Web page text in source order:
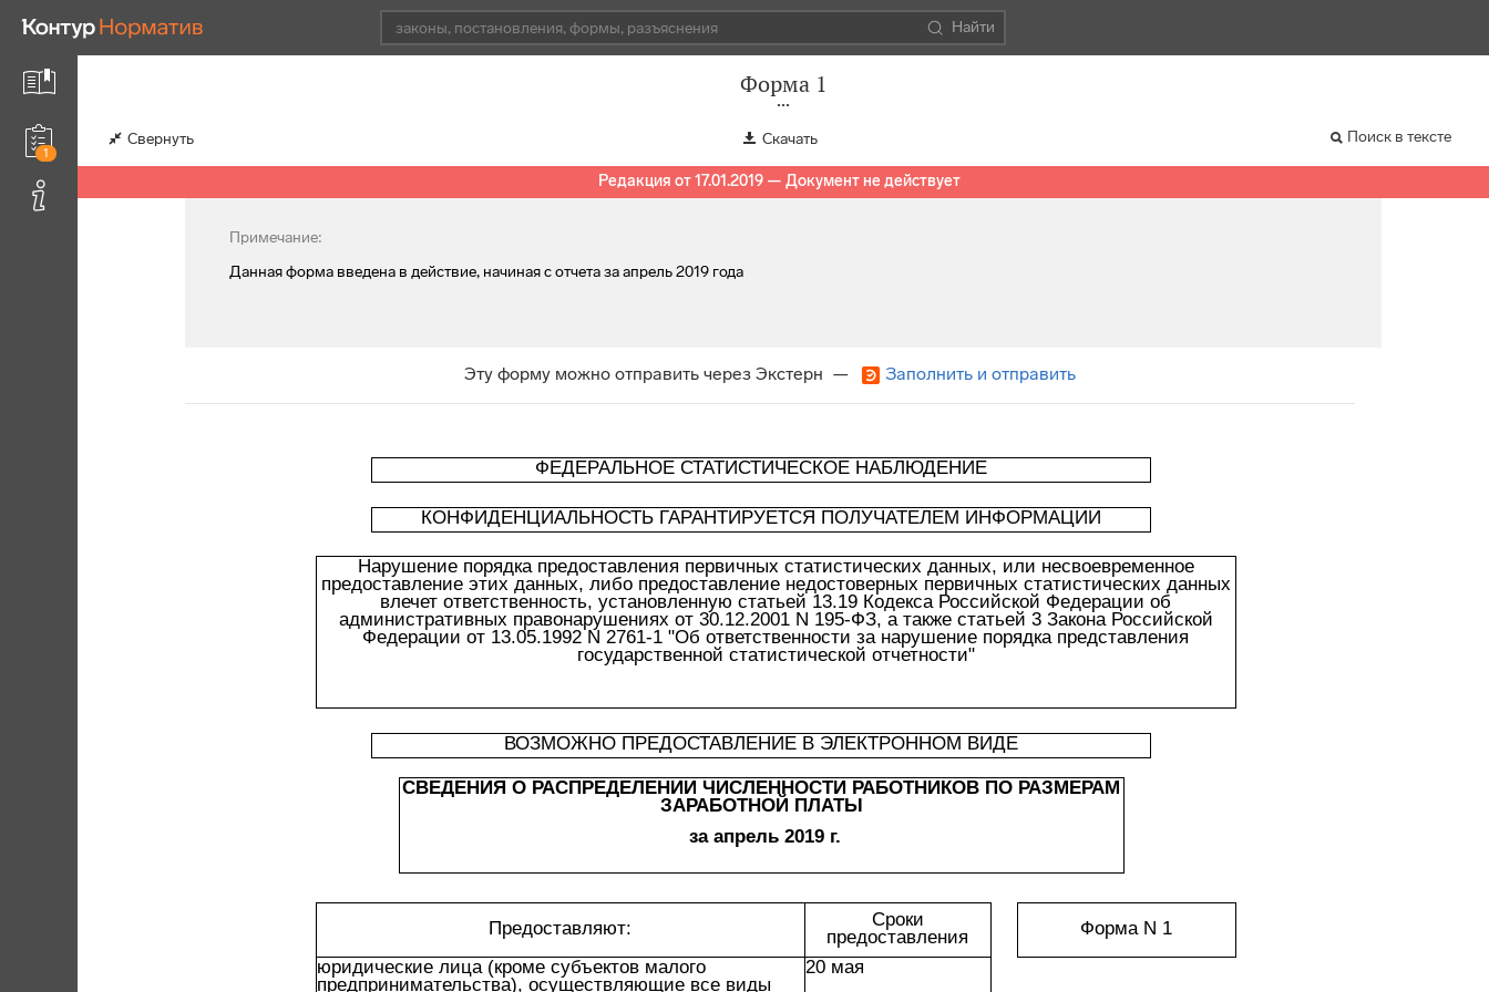
Найти
1
Форма 1
Свернуть Скачать Поиск в тексте
Редакция от 17.01.2019 — Документ не действует
Примечание:
Данная форма введена в действие, начиная с отчета за апрель 2019 года
Эту форму можно отправить через Экстерн — Заполнить и отправить
ФЕДЕРАЛЬНОЕ СТАТИСТИЧЕСКОЕ НАБЛЮДЕНИЕ
КОНФИДЕНЦИАЛЬНОСТЬ ГАРАНТИРУЕТСЯ ПОЛУЧАТЕЛЕМ ИНФОРМАЦИИ
Нарушение порядка предоставления первичных статистических данных, или несвоевременное
предоставление этих данных, либо предоставление недостоверных первичных статистических данных
влечет ответственность, установленную статьей 13.19 Кодекса Российской Федерации об
административных правонарушениях от 30.12.2001 N 195-ФЗ, а также статьей 3 Закона Российской
Федерации от 13.05.1992 N 2761-1 "Об ответственности за нарушение порядка представления
государственной статистической отчетности"
ВОЗМОЖНО ПРЕДОСТАВЛЕНИЕ В ЭЛЕКТРОННОМ ВИДЕ
СВЕДЕНИЯ О РАСПРЕДЕЛЕНИИ ЧИСЛЕННОСТИ РАБОТНИКОВ ПО РАЗМЕРАМ
ЗАРАБОТНОЙ ПЛАТЫ
за апрель 2019 г.
Предоставляют:
Сроки
предоставления
Форма N 1
юридические лица (кроме субъектов малого
предпринимательства), осуществляющие все виды
20 мая